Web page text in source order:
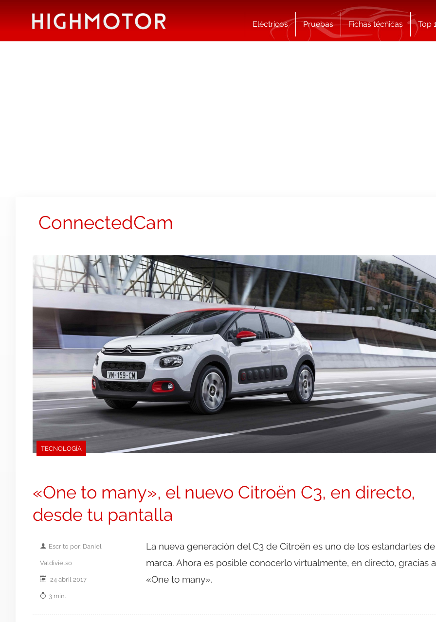
Eléctricos Pruebas Fichas técnicas Top
ConnectedCam
TECNOLOGÍA
«One to many», el nuevo Citroën C3, en directo,
desde tu pantalla
Escrito por: Daniel
Valdivielso
24 abril 2017
3 min.
La nueva generación del C3 de Citroën es uno de los estandartes
marca. Ahora es posible conocerlo virtualmente, en directo, gracias a
«One to many».